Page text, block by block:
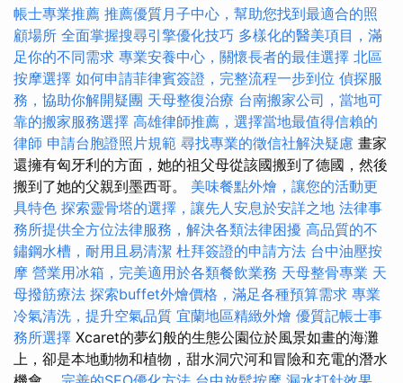
帳士專業推薦 推薦優質月子中心，幫助您找到最適合的照
顧場所 全面掌握搜尋引擎優化技巧 多樣化的醫美項目，滿
足你的不同需求 專業安養中心，關懷長者的最佳選擇 北區
按摩選擇 如何申請菲律賓簽證，完整流程一步到位 偵探服
務，協助你解開疑團 天母整復治療 台南搬家公司，當地可
靠的搬家服務選擇 高雄律師推薦，選擇當地最值得信賴的
律師 申請台胞證照片規範 尋找專業的徵信社解決疑慮 畫家
還擁有匈牙利的方面，她的祖父母從該國搬到了德國，然後
搬到了她的父親到墨西哥。 美味餐點外燴，讓您的活動更
具特色 探索靈骨塔的選擇，讓先人安息於安詳之地 法律事
務所提供全方位法律服務，解決各類法律困擾 高品質的不
鏽鋼水槽，耐用且易清潔 杜拜簽證的申請方法 台中油壓按
摩 營業用冰箱，完美適用於各類餐飲業務 天母整骨專業 天
母撥筋療法 探索buffet外燴價格，滿足各種預算需求 專業
冷氣清洗，提升空氣品質 宜蘭地區精緻外燴 優質記帳士事
務所選擇 Xcaret的夢幻般的生態公園位於風景如畫的海灘
上，卻是本地動物和植物，甜水洞穴河和冒險和充電的潛水